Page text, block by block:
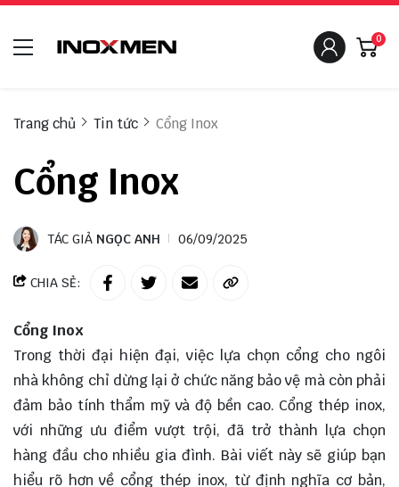
0
Trang chủ Tin tức Cổng Inox
Cổng Inox
TÁC GIẢ NGỌC ANH 06/09/2025
CHIA SẺ:
Cổng Inox
Trong thời đại hiện đại, việc lựa chọn cổng cho ngôi
nhà không chỉ dừng lại ở chức năng bảo vệ mà còn phải
đảm bảo tính thẩm mỹ và độ bền cao. Cổng thép inox,
với những ưu điểm vượt trội, đã trở thành lựa chọn
hàng đầu cho nhiều gia đình. Bài viết này sẽ giúp bạn
hiểu rõ hơn về cổng thép inox, từ định nghĩa cơ bản,